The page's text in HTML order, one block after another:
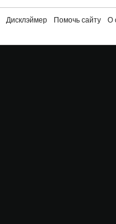
Дисклэймер Помочь сайту О